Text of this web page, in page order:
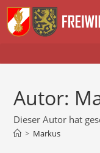
Autor:
Dieser Autor hat
> Markus